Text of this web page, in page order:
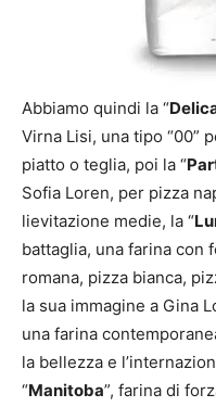
Abbiamo quindi la “
Virna Lisi, una tipo “00”
piatto o teglia, poi la “
Sofia Loren, per pizza
lievitazione medie, la “
battaglia, una farina con
romana, pizza bianca,
la sua immagine a Gina
una farina
la bellezza e
“Manitoba”, farina di